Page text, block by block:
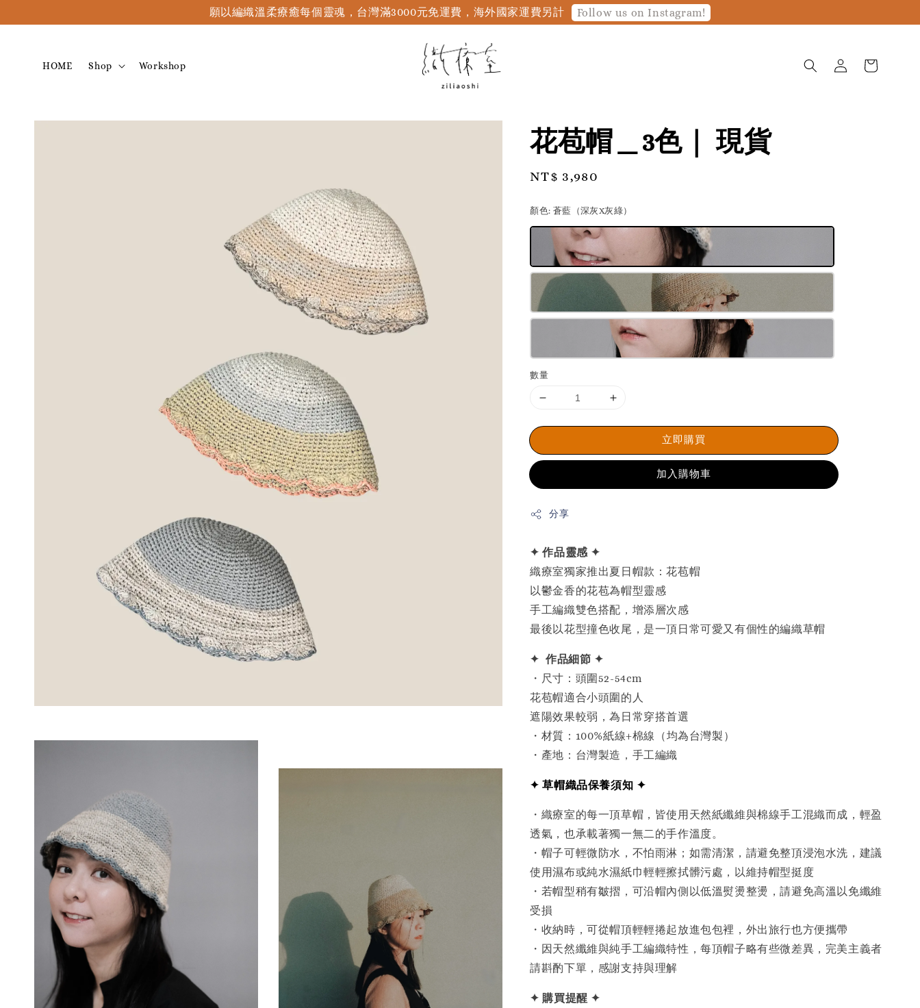
願以編織溫柔療癒每個靈魂，台灣滿3000元免運費，海外國家運費另計 Follow us on Instagram!
HOME Shop Workshop
花苞帽＿3色｜ 現貨
Regular
NT$ 3,980
顏色: 蒼藍（深灰X灰綠）
數量
立即購買
加入購物車
分享
✦ 作品靈感 ✦
織療室獨家推出夏日帽款：花苞帽
以鬱金香的花苞為帽型靈感
手工編織雙色搭配，增添層次感
最後以花型撞色收尾，是一頂日常可愛又有個性的編織草帽
✦ 作品細節 ✦
・ 尺寸：頭圍52-54cm
花苞帽適合小頭圍的人
遮陽效果較弱，為日常穿搭首選
・ 材質：100%紙線+棉線（均為台灣製）
・ 產地：台灣製造，手工編織
✦ 草帽織品保養須知 ✦
・織療室的每一頂草帽，皆使用天然紙纖維與棉線手工混織而成， 輕盈
透氣，也承載著獨一無二的手作溫度。
・帽子可輕微防水，不怕雨淋；如需清潔，請避免整頂浸泡水洗，建議
使用濕布或純水濕紙巾輕輕擦拭髒污處，以維持帽型挺度
・若帽型稍有皺摺，可沿帽內側以低溫熨燙整燙，請避免高溫以免纖維
受損
・收納時，可從帽頂輕輕捲起放進包包裡，外出旅行也方便攜帶
・因天然纖維與純手工編織特性，每頂帽子略有些微差異，完美主義者
請斟酌下單，感謝支持與理解
✦ 購買提醒 ✦